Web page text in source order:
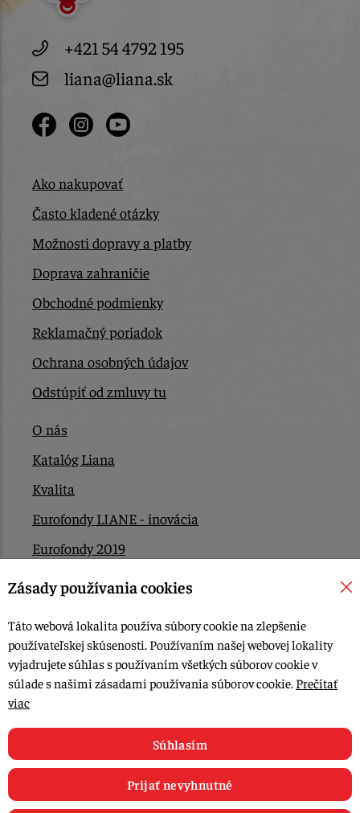
+421 54 4792 195
liana@liana.sk
Ako nakupovať
Často kladené otázky
Možnosti dopravy a platby
Doprava zahraničie
Obchodné podmienky
Reklamačný poriadok
Ochrana osobných údajov
Odstúpiť od zmluvy tu
O nás
Katalóg Liana
Kvalita
Eurofondy LIANE - inovácia
Eurofondy 2019
Eurofondy 2022/2023
Kontakt
© 2015-2026, LIANA GOLIAŠ s.r.o. všetky práva vyhradené.
Upraviť nastavenia Cookies
Zásady používania cookies
Táto webová lokalita používa súbory cookie na zlepšenie
používateľskej skúsenosti. Používaním našej webovej lokality
vyjadrujete súhlas s používaním všetkých súborov cookie v
súlade s našimi zásadami používania súborov cookie. Prečítať
viac
Súhlasím
Prijať nevyhnutné